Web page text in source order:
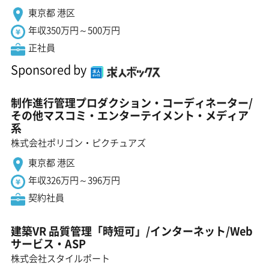
東京都 港区
年収350万円～500万円
正社員
Sponsored by
制作進行管理プロダクション・コーディネーター/
その他マスコミ・エンターテイメント・メディア
系
株式会社ポリゴン・ピクチュアズ
東京都 港区
年収326万円～396万円
契約社員
建築VR 品質管理「時短可」/インターネット/Web
サービス・ASP
株式会社スタイルポート